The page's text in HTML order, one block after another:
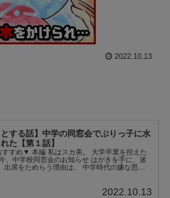
2022.10.13
とする話】中学の同窓会でぶりっ子に水
た【第１話】
すすめ▼ 本編 私はスカ美。 大学卒業を控えた
、中学校同窓会のお知らせ はがきを手に、迷
出席をためらう理由は、 中学時代の嫌な思い
2022.10.13